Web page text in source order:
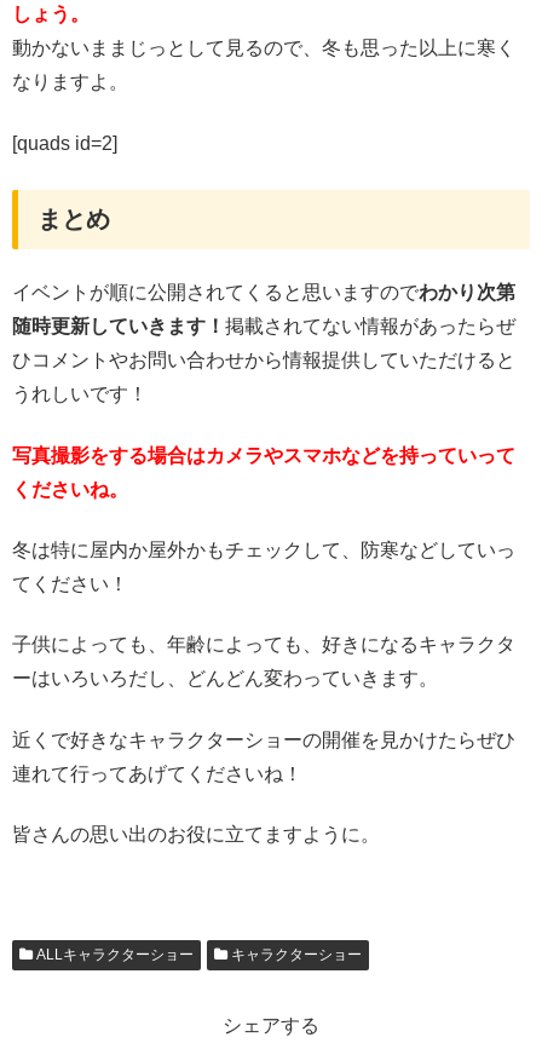
しょう。
動かないままじっとして見るので、冬も思った以上に寒く
なりますよ。
[quads id=2]
まとめ
イベントが順に公開されてくると思いますのでわかり次第
随時更新していきます！ 掲載されてない情報があったらぜ
ひコメントやお問い合わせから情報提供していただけると
うれしいです！
写真撮影をする場合はカメラやスマホなどを持っていって
くださいね。
冬は特に屋内か屋外かもチェックして、防寒などしていっ
てください！
子供によっても、年齢によっても、好きになるキャラクタ
ーはいろいろだし、どんどん変わっていきます。
近くで好きなキャラクターショーの開催を見かけたらぜひ
連れて行ってあげてくださいね！
皆さんの思い出のお役に立てますように。
ALLキャラクターショー キャラクターショー
シェアする